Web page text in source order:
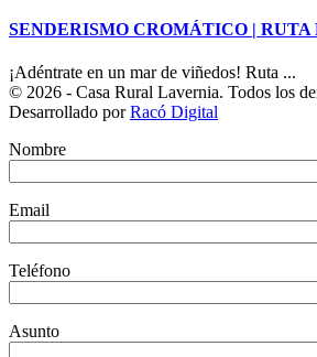
SENDERISMO CROMÁTICO | RUTA
¡Adéntrate en un mar de viñedos! Ruta ...
© 2026 - Casa Rural Lavernia. Todos los
Desarrollado porRacó Digital
Nombre
Email
Teléfono
Asunto